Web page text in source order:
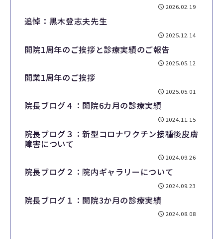
2026.02.19
追悼：黒木登志夫先生
2025.12.14
開院1周年のご挨拶と診療実績のご報告
2025.05.12
開業1周年のご挨拶
2025.05.01
院長ブログ４：開院6カ月の診療実績
2024.11.15
院長ブログ３：新型コロナワクチン接種後皮膚
障害について
2024.09.26
院長ブログ２：院内ギャラリーについて
2024.09.23
院長ブログ１：開院3か月の診療実績
2024.08.08